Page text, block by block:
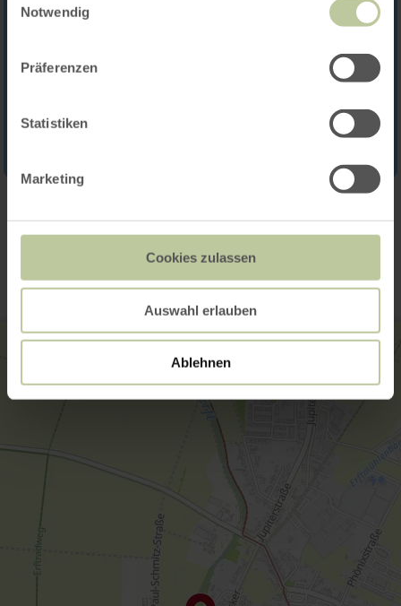
Notwendig
Präferenzen
Statistiken
Marketing
Cookies zulassen
Auswahl erlauben
Ablehnen
Contact